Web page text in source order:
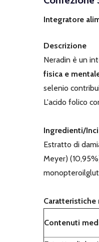
Integratore
Descrizione
Neradin è un
fisica e
selenio
L'acido folico
Ingredienti/Inci
Estratto di
Meyer)
Caratteristiche
Contenuti